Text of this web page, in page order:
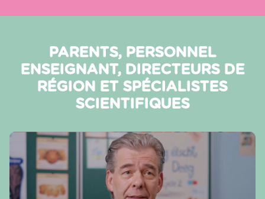
PARENTS, PERSONNEL
ENSEIGNANT, DIRECTEURS DE
RÉGION ET SPÉCIALISTES
SCIENTIFIQUES